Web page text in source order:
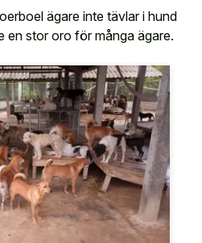
ägare inte tävlar i hund
en stor oro för många ägare.